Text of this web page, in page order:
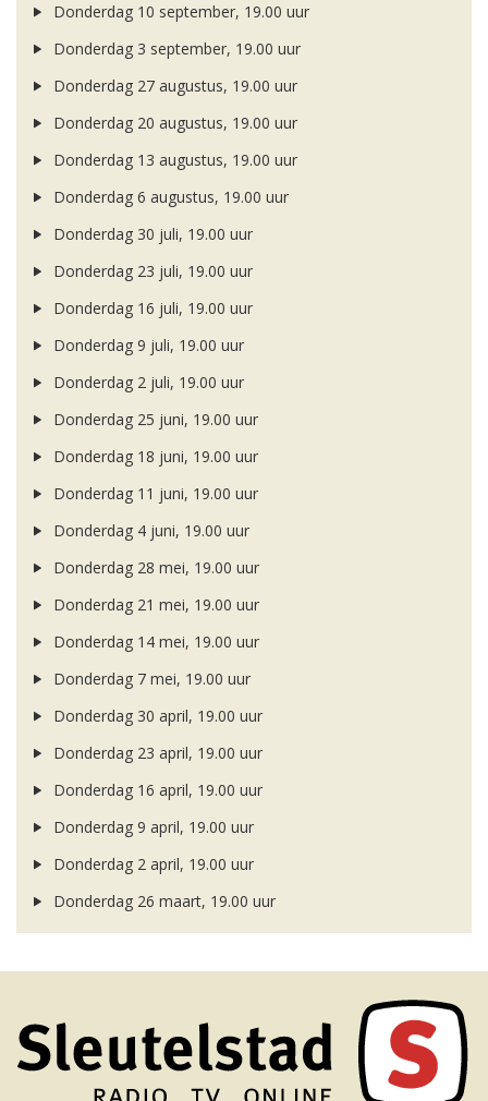
Donderdag 10 september, 19.00 uur
Donderdag 3 september, 19.00 uur
Donderdag 27 augustus, 19.00 uur
Donderdag 20 augustus, 19.00 uur
Donderdag 13 augustus, 19.00 uur
Donderdag 6 augustus, 19.00 uur
Donderdag 30 juli, 19.00 uur
Donderdag 23 juli, 19.00 uur
Donderdag 16 juli, 19.00 uur
Donderdag 9 juli, 19.00 uur
Donderdag 2 juli, 19.00 uur
Donderdag 25 juni, 19.00 uur
Donderdag 18 juni, 19.00 uur
Donderdag 11 juni, 19.00 uur
Donderdag 4 juni, 19.00 uur
Donderdag 28 mei, 19.00 uur
Donderdag 21 mei, 19.00 uur
Donderdag 14 mei, 19.00 uur
Donderdag 7 mei, 19.00 uur
Donderdag 30 april, 19.00 uur
Donderdag 23 april, 19.00 uur
Donderdag 16 april, 19.00 uur
Donderdag 9 april, 19.00 uur
Donderdag 2 april, 19.00 uur
Donderdag 26 maart, 19.00 uur